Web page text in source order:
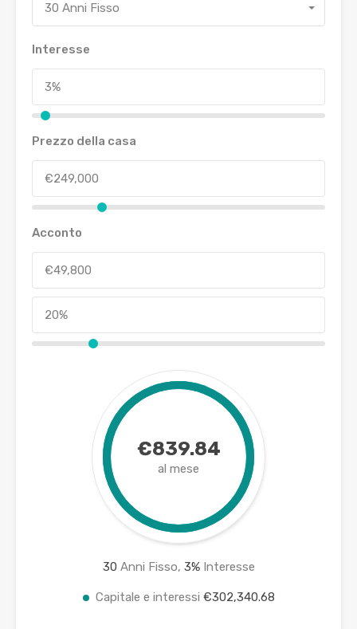
30 Anni Fisso
Interesse
Prezzo della casa
Acconto
€839.84
al mese
30 Anni Fisso, 3%Interesse
Capitale e interessi €302,340.68